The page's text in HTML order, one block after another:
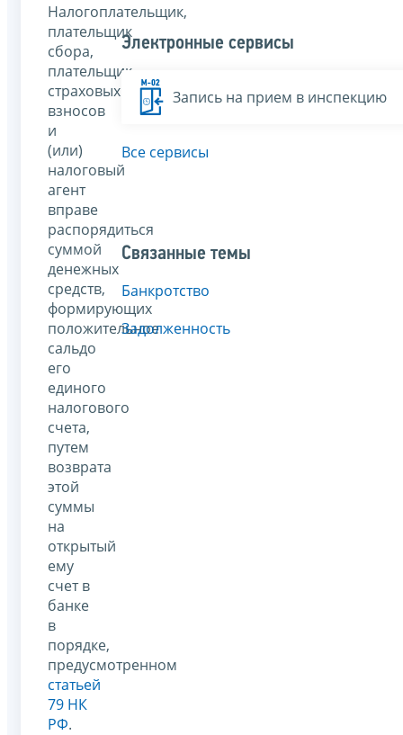
Налогоплательщик,
плательщик
сбора,
плательщик
страховых
взносов
и
(или)
налоговый
агент
вправе
распорядиться
суммой
денежных
средств,
формирующих
положительное
сальдо
его
единого
налогового
счета,
путем
возврата
этой
суммы
на
открытый
ему
счет в
банке
в
порядке,
предусмотренном
статьей
79 НК
РФ.
Электронные сервисы
Запись на прием в инспекцию
Все сервисы
Связанные темы
Банкротство
Задолженность